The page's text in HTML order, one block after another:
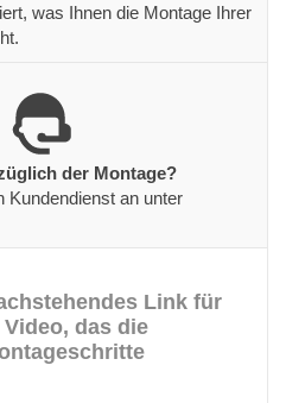
was Ihnen die Montage Ihrer
der Montage?
Kundendienst an unter
Link für
das die